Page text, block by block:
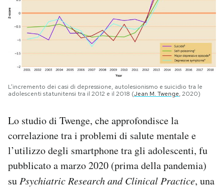
L’incremento dei casi di depressione, autolesionismo e suicidio tra le
adolescenti statunitensi tra il 2012 e il 2018 (Jean M. Twenge, 2020)
Lo studio di Twenge, che approfondisce la
correlazione tra i problemi di salute mentale e
l’utilizzo degli smartphone tra gli adolescenti, fu
pubblicato a marzo 2020 (prima della pandemia)
su Psychiatric Research and Clinical Practice, una